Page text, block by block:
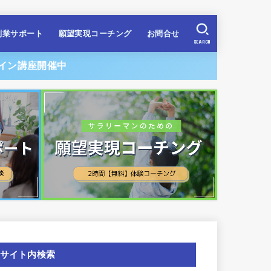
サポート 願望実現コーチング お問合せ
SEARCH
ン講座開催中
サイト内検索